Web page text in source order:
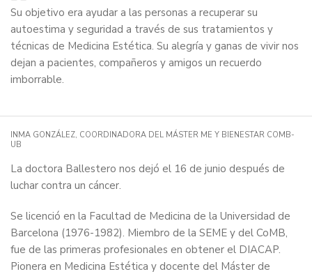
Su objetivo era ayudar a las personas a recuperar su
autoestima y seguridad a través de sus tratamientos y
técnicas de Medicina Estética. Su alegría y ganas de vivir nos
dejan a pacientes, compañeros y amigos un recuerdo
imborrable.
INMA GONZÁLEZ, COORDINADORA DEL MÁSTER ME Y BIENESTAR COMB-
UB
La doctora Ballestero nos dejó el 16 de junio después de
luchar contra un cáncer.
Se licenció en la Facultad de Medicina de la Universidad de
Barcelona (1976-1982). Miembro de la SEME y del CoMB,
fue de las primeras profesionales en obtener el DIACAP.
Pionera en Medicina Estética y docente del Máster de